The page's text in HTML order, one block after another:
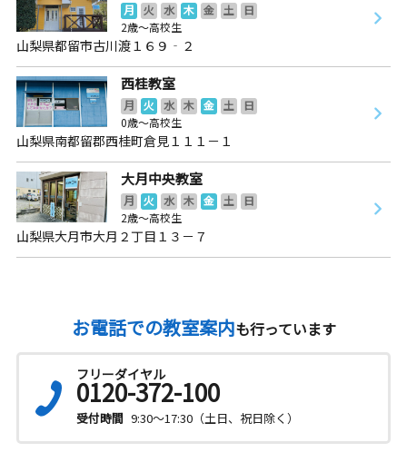
月 火 水 木 金 土
日
2歳～高校生
山梨県都留市古川渡１６９‐２
西桂教室
月 火 水 木 金 土
日
0歳～高校生
山梨県南都留郡西桂町倉見１１１－１
大月中央教室
月 火 水 木 金 土
日
2歳～高校生
山梨県大月市大月２丁目１３－７
お電話での教室案内も行っています
フリーダイヤル
0120-372-100
受付時間 9:30～17:30（土日、祝日除く）